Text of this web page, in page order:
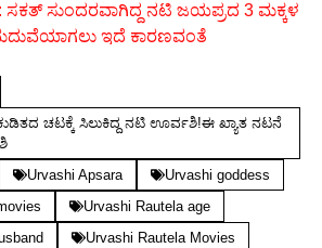
ಸಕತ್ ಸುಂದರವಾಗಿದ್ದ ನಟಿ ಜಯಪ್ರದ 3 ಮಕ್ಕಳ
ಇದೆ ಕಾರಣವಂತೆ
ಚಟಕ್ಕೆ ಸಿಲುಕಿದ್ದ ನಟಿ ಊರ್ವಶಿ!ಈ ಖ್ಯಾತ ನಟನೆ
Urvashi Apsara
Urvashi goddess
Urvashi Rautela age
Urvashi Rautela Movies